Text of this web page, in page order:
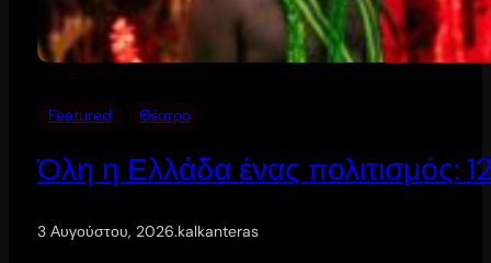
Featured Θέατρο
Όλη η Ελλάδα ένας πολιτισμός:
3 Αυγούστου, 2026.kalkanteras